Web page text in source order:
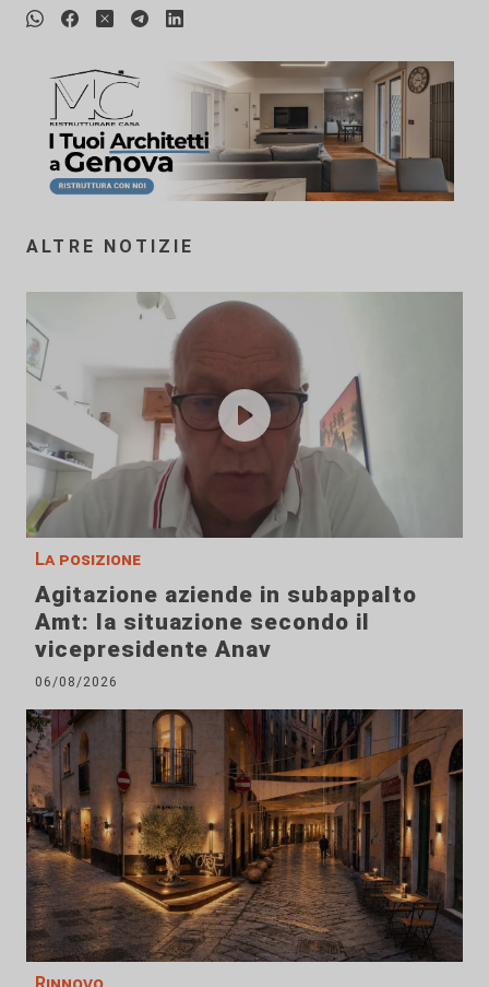
ALTRE NOTIZIE
La posizione
Agitazione aziende in subappalto
Amt: la situazione secondo il
vicepresidente Anav
06/08/2026